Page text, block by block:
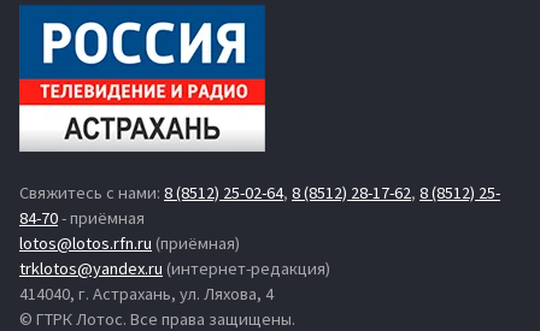
Свяжитесь с нами: 8 (8512) 25-02-64, 8 (8512) 28-17-62, 8 (8512) 25-
84-70- приёмная
lotos@lotos.rfn.ru (приёмная)
trklotos@yandex.ru (интернет-редакция)
414040, г. Астрахань, ул. Ляхова, 4
© ГТРК Лотос. Все права защищены.